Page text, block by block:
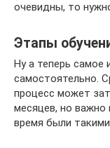
очевидны, то
Этапы
Ну а теперь самое
самостоятельно.
процесс может
месяцев, но важно
время были